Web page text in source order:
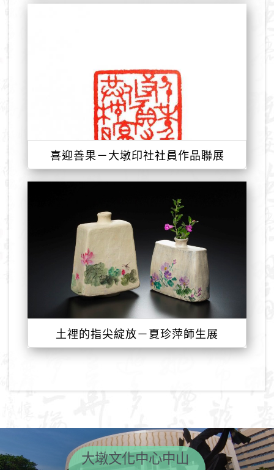
喜迎善果－大墩印社社員作品聯展
土𥚃的指尖綻放－夏珍萍師生展
大墩文化中心中山